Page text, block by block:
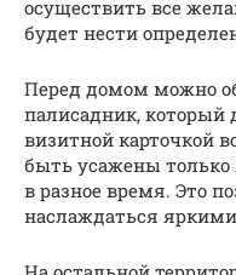
осуществить все
будет нести
Перед домом можно
палисадник, который
визитной карточкой
быть усажены только
в разное время. Это
наслаждаться